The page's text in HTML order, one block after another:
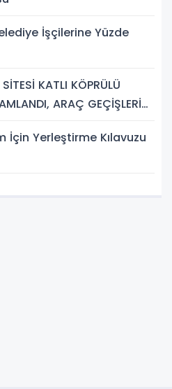
İşçilerine Yüzde
KATLI KÖPRÜLÜ
ARAÇ GEÇİŞLERİ
İçin Yerleştirme Kılavuzu